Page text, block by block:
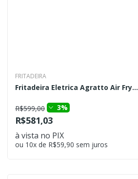
FRITADEIRA
Fritadeira Eletrica Agratto Air Fry...
R$599,00 3%
R$581,03
à vista no PIX
ou 10x de R$59,90 sem juros